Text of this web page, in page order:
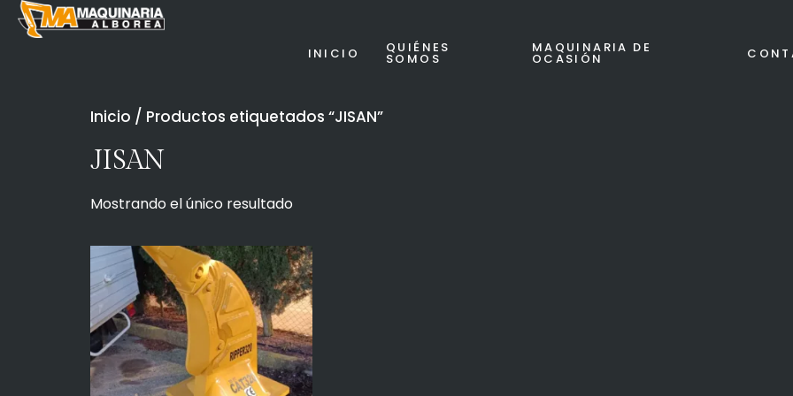
INICIO QUIÉNES
SOMOS
MAQUINARIA DE
OCASIÓN
Inicio / Productos etiquetados “JISAN”
JISAN
Mostrando el único resultado